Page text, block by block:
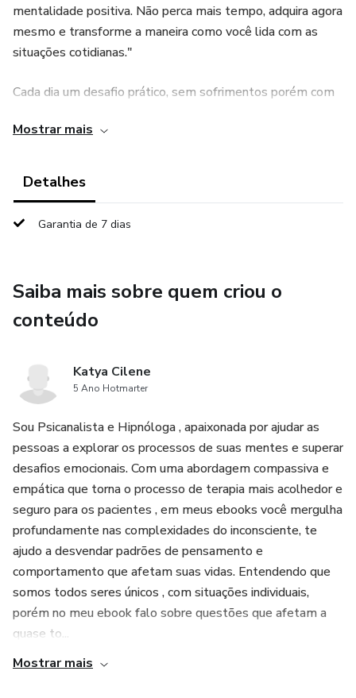
mentalidade positiva. Não perca mais tempo, adquira agora
mesmo e transforme a maneira como você lida com as
situações cotidianas."
Cada dia um desafio prático, sem sofrimentos porém com
e ressignificando os sentimentos a cada dia. Foram
consultórios dos profissionais de terapias. É um estímulo
nos fazem mal. A mudança deve ser de dentro pra fora .
Mostrar mais
Detalhes
Garantia de 7 dias
Saiba mais sobre quem criou o
conteúdo
Katya Cilene
5 Ano Hotmarter
Sou Psicanalista e Hipnóloga , apaixonada por ajudar as
pessoas a explorar os processos de suas mentes e superar
desafios emocionais. Com uma abordagem compassiva e
empática que torna o processo de terapia mais acolhedor e
seguro para os pacientes , em meus ebooks você mergulha
profundamente nas complexidades do inconsciente, te
ajudo a desvendar padrões de pensamento e
comportamento que afetam suas vidas. Entendendo que
somos todos seres únicos , com situações individuais,
porém no meu ebook falo sobre questões que afetam a
quase to...
Mostrar mais